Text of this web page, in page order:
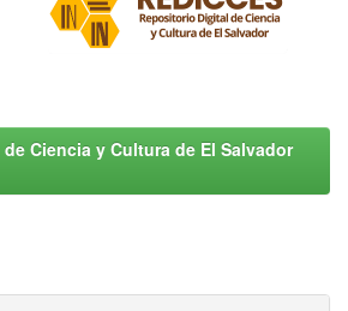
Ciencia y Cultura de El Salvador